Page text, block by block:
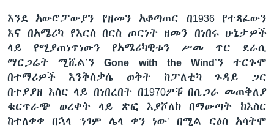
እንደ አውሮፓውያን የዘመን አቆጣጠር በ1936 የተጻፈውን
እና በአሜሪካ የእርስ በርስ ጦርነት ዘመን በነበሩ ሁኔታዎች
ላይ የሚያጠነጥነውን የአሜሪካዊቱን ሥመ ጥር ደራሲ
ማርጋሬት ሚሼል’ንGone with the Wind’ን ተርጉሞ
በተማሪዎች እንቅስቃሴ ወቅት ከፓለቲካ ጉዳይ ጋር
በተያያዘ እስር ላይ በነበረበት በ1970ዎቹ በሲጋራ መጠቅለያ
ቁርጥራጭ ወረቀት ላይ ጽፎ እያሾለከ በማውጣት ከእስር
ከተለቀቀ በኋላ ‘ነገም ሌላ ቀን ነው’ በሚል ርዕስ አሳትሞ